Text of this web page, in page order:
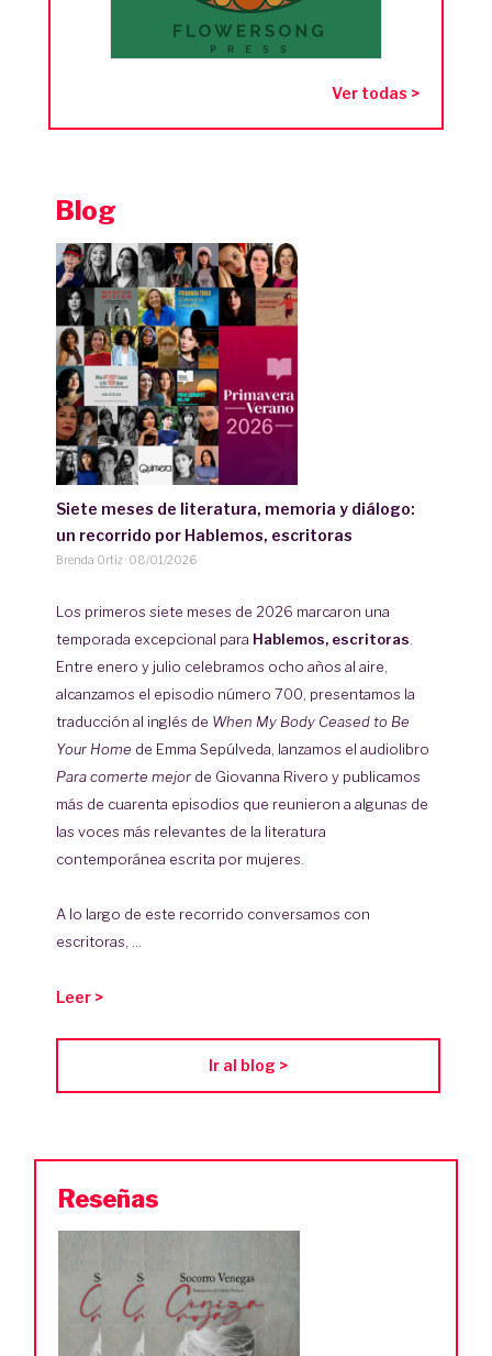
Ver todas >
Blog
Siete meses de literatura, memoria y diálogo:
un recorrido por Hablemos, escritoras
Brenda Ortiz · 08/01/2026
Los primeros siete meses de 2026 marcaron una
temporada excepcional para Hablemos, escritoras
Entre enero y julio celebramos ocho años al aire,
alcanzamos el episodio número 700, presentamos la
traducción al inglés de When My Body Ceased to Be
Your Home de Emma Sepúlveda, lanzamos el audiolibro
Para comerte mejor de Giovanna Rivero y publicamos
más de cuarenta episodios que reunieron a algunas de
las voces más relevantes de la literatura
contemporánea escrita por mujeres.
A lo largo de este recorrido conversamos con
escritoras, ...
Leer >
Ir al blog >
Reseñas